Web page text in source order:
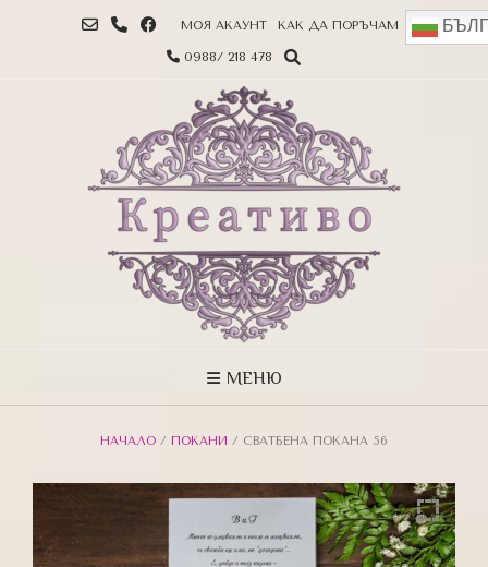
МОЯ АКАУНТ КАК ДА ПОРЪЧАМ
0988/ 218 478
МЕНЮ
НАЧАЛО / ПОКАНИ / СВАТБЕНА ПОКАНА 56